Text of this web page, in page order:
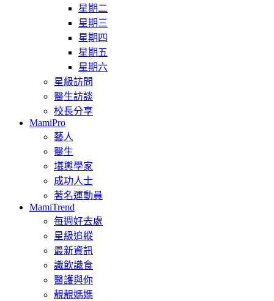
星期二
星期三
星期四
星期五
星期六
星級訪問
醫生訪談
校長分享
MamiPro
藝人
醫生
堪輿學家
成功人士
著名運動員
MamiTrend
每週好去處
星級追縱
最新資訊
識飲識食
醫護與你
靚靚媽媽